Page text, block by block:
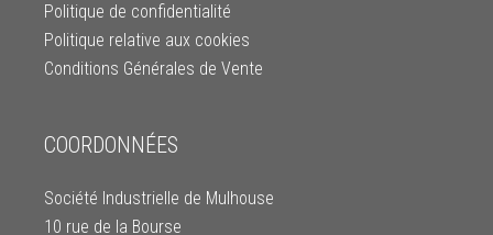
Politique de confidentialité
Politique relative aux cookies
Conditions Générales de Vente
COORDONNÉES
Société Industrielle de Mulhouse
10 rue de la Bourse